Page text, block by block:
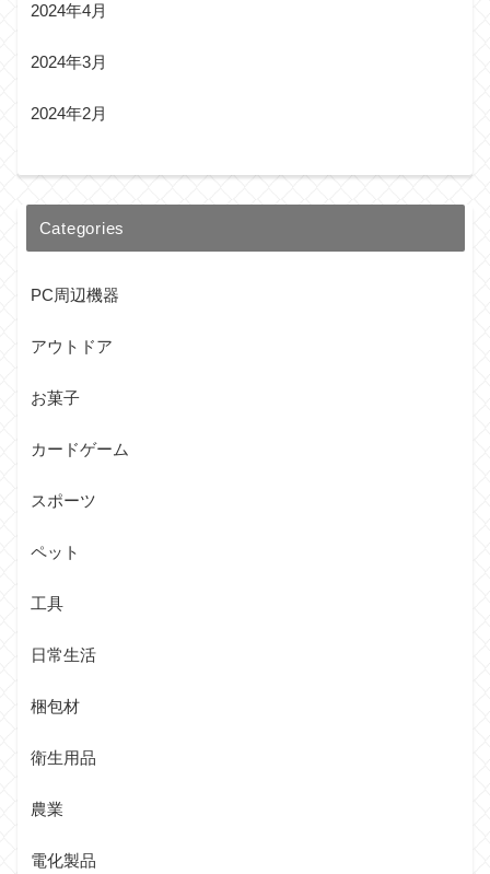
2024年4月
2024年3月
2024年2月
Categories
PC周辺機器
アウトドア
お菓子
カードゲーム
スポーツ
ペット
工具
日常生活
梱包材
衛生用品
農業
電化製品